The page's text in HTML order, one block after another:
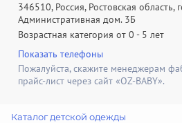
346510, Россия, Ростовская область,
Административная дом. 3Б
Возрастная категория от 0 - 5 лет
Показать телефоны
Пожалуйста, скажите менеджерам
прайс-лист через сайт «OZ-BABY».
Каталог детской одежды